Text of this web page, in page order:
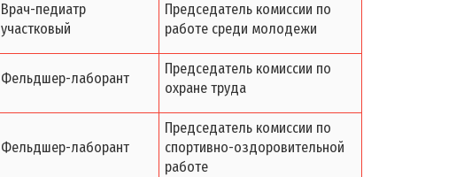
Врач-педиатр
участковый
Председатель комиссии по
работе среди молодежи
Фельдшер-лаборант
Председатель комиссии по
охране труда
Фельдшер-лаборант
Председатель комиссии по
спортивно-оздоровительной
работе